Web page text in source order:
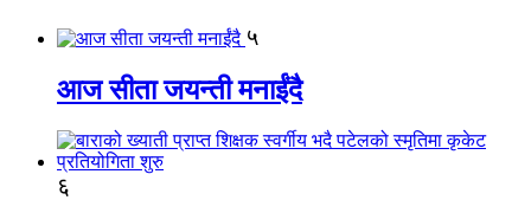
५
आज सीता जयन्ती मनाईंदै
६